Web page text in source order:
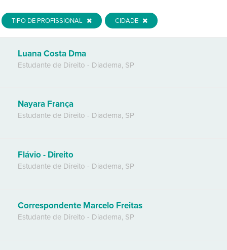
TIPO DE PROFISSIONAL CIDADE
Luana Costa Dma
Estudante de Direito - Diadema, SP
Nayara França
Estudante de Direito - Diadema, SP
Flávio - Direito
Estudante de Direito - Diadema, SP
Correspondente Marcelo Freitas
Estudante de Direito - Diadema, SP